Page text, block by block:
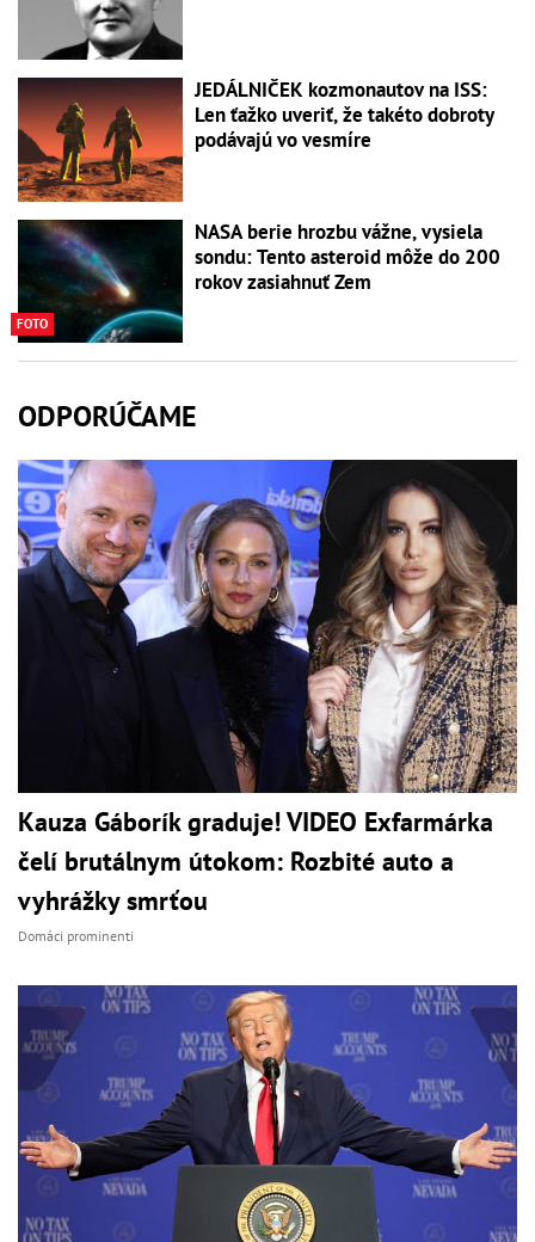
JEDÁLNIČEK kozmonautov na ISS:
Len ťažko uveriť, že takéto dobroty
podávajú vo vesmíre
FOTO
NASA berie hrozbu vážne, vysiela
sondu: Tento asteroid môže do 200
rokov zasiahnuť Zem
ODPORÚČAME
Kauza Gáborík graduje! VIDEO Exfarmárka
čelí brutálnym útokom: Rozbité auto a
vyhrážky smrťou
Domáci prominenti